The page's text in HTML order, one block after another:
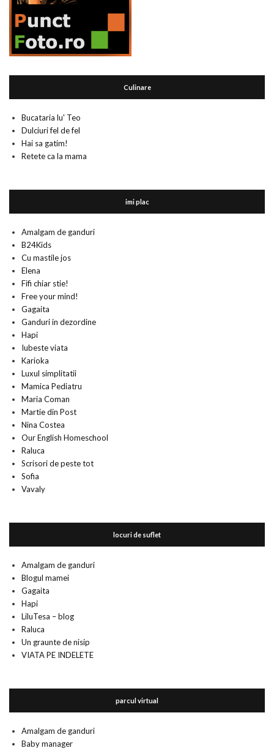
Culinare
Bucataria lu' Teo
Dulciuri fel de fel
Hai sa gatim!
Retete ca la mama
imi plac
Amalgam de ganduri
B24Kids
Cu mastile jos
Elena
Fifi chiar stie!
Free your mind!
Gagaita
Ganduri in dezordine
Hapi
Iubeste viata
Karioka
Luxul simplitatii
Mamica Pediatru
Maria Coman
Martie din Post
Nina Costea
Our English Homeschool
Raluca
Scrisori de peste tot
Sofia
Vavaly
locuri de suflet
Amalgam de ganduri
Blogul mamei
Gagaita
Hapi
LiluTesa – blog
Raluca
Un graunte de nisip
VIATA PE INDELETE
parcul virtual
Amalgam de ganduri
Baby manager